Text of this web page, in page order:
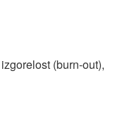
(burn-out),